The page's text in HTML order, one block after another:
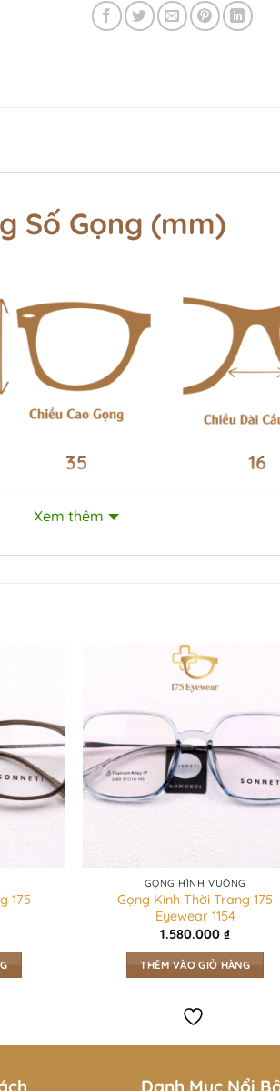
Số Gọng (mm)
35 16
Xem thêm
175
GỌNG HÌNH VUÔNG
Gọng Kính Thời Trang 175
Eyewear 1154
1.580.000₫
THÊM VÀO GIỎ HÀNG